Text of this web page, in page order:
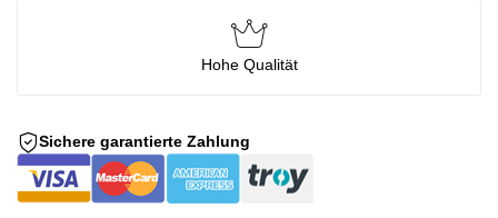
Hohe Qualität
Sichere garantierte Zahlung